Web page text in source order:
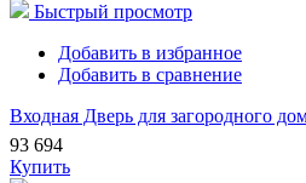
Быстрый просмотр
Добавить в избранное
Добавить в сравнение
Входная Дверь для загородного
93 694
Купить